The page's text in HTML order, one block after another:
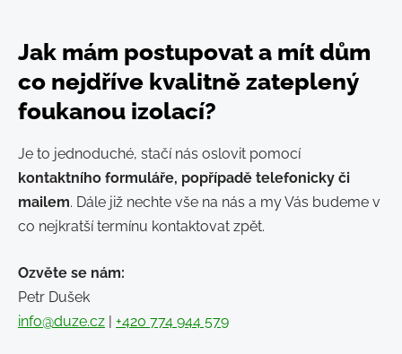
Jak mám postupovat a mít dům
co nejdříve kvalitně zateplený
foukanou izolací?
Je to jednoduché, stačí nás oslovit pomocí
kontaktního formuláře, popřípadě telefonicky či
mailem. Dále již nechte vše na nás a my Vás budeme v
co nejkratší termínu kontaktovat zpět.
Ozvěte se nám:
Petr Dušek
info@duze.cz | +420 774 944 579